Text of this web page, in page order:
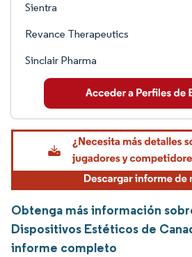
Sientra
Revance Therapeutics
Sinclair Pharma
Obtenga más información
Dispositivos Estéticos de
informe completo